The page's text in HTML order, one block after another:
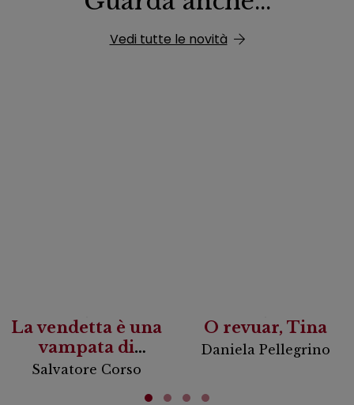
Vedi tutte le novità
La vendetta è una
vampata di
scirocco
Salvatore Corso
O revuar, Tina
Daniela Pellegrino